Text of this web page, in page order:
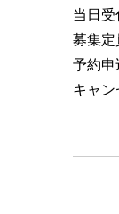
当日受
募集定
予約申
キャン